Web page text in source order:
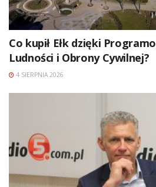
Co kupił Ełk dzięki
Ludności i Obrony Cywilnej?
4 SIERPNIA 2026